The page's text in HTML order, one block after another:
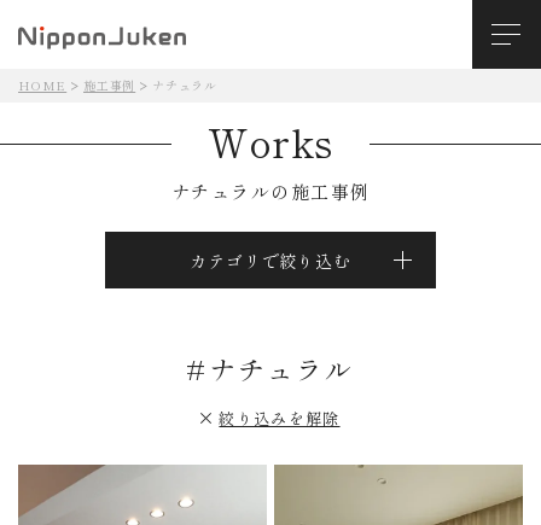
HOME 施工事例 ナチュラル
Works
ナチュラルの施工事例
カテゴリで絞り込む
#ナチュラル
絞り込みを解除